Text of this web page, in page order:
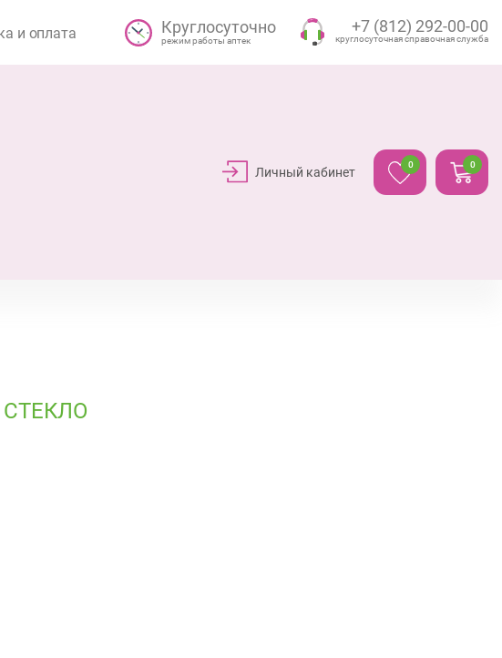
и оплата Круглосуточно
режим работы аптек
+7 (812) 292-00-00
круглосуточная справочная служба
Личный кабинет
0 0